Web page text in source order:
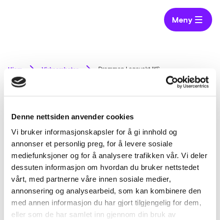
Denne nettsiden anvender cookies
Vi bruker informasjonskapsler for å gi innhold og
annonser et personlig preg, for å levere sosiale
mediefunksjoner og for å analysere trafikken vår. Vi deler
dessuten informasjon om hvordan du bruker nettstedet
vårt, med partnerne våre innen sosiale medier,
annonsering og analysearbeid, som kan kombinere den
med annen informasjon du har gjort tilgjengelig for dem,
eller som de har samlet inn gjennom din bruk av
Meny
Hjem Virksomheter Drammen Legevakt IKS
Drammen Legevakt IKS
Drammen legevakt drives som et
interkommunalt samarbeid bestående av
kommunene Drammen, Lier og nordre
Holmestrand med totalt ca. 140 000
innbyggere. For mer informasjon, se
www.legevaktadrammen.no